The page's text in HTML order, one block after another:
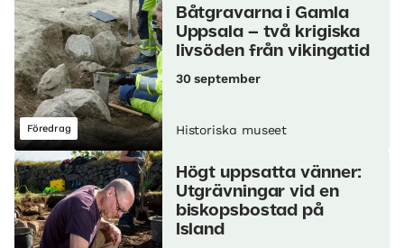
Föredrag
Båtgravarna i Gamla
Uppsala – två krigiska
livsöden från vikingatid
30 september
Historiska museet
Högt uppsatta vänner:
Utgrävningar vid en
biskopsbostad på
Island